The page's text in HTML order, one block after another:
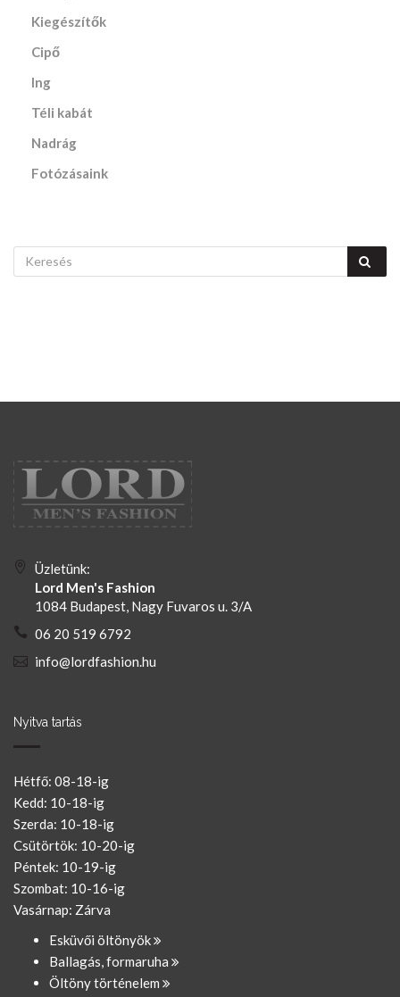
Kiegészítők
Cipő
Ing
Téli kabát
Nadrág
Fotózásaink
Üzletünk:
Lord Men's Fashion
1084 Budapest, Nagy Fuvaros u. 3/A
06 20 519 6792
info@lordfashion.hu
Nyitva tartás
Hétfő: 08-18-ig
Kedd: 10-18-ig
Szerda: 10-18-ig
Csütörtök: 10-20-ig
Péntek: 10-19-ig
Szombat: 10-16-ig
Vasárnap: Zárva
Esküvői öltönyök
Ballagás, formaruha
Öltöny történelem